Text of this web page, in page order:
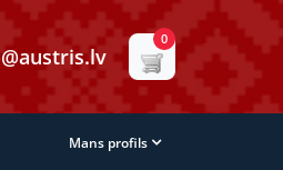
0
Mans profils